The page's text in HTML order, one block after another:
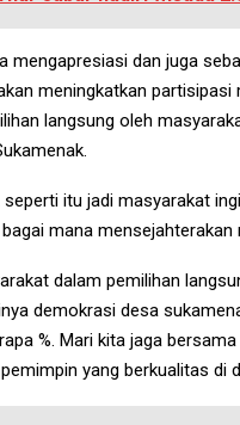
mengapresiasi dan juga
meningkatkan
langsung oleh
itu jadi masyarakat
mana
dalam pemilihan
demokrasi desa
%. Mari kita jaga
yang berkualitas di